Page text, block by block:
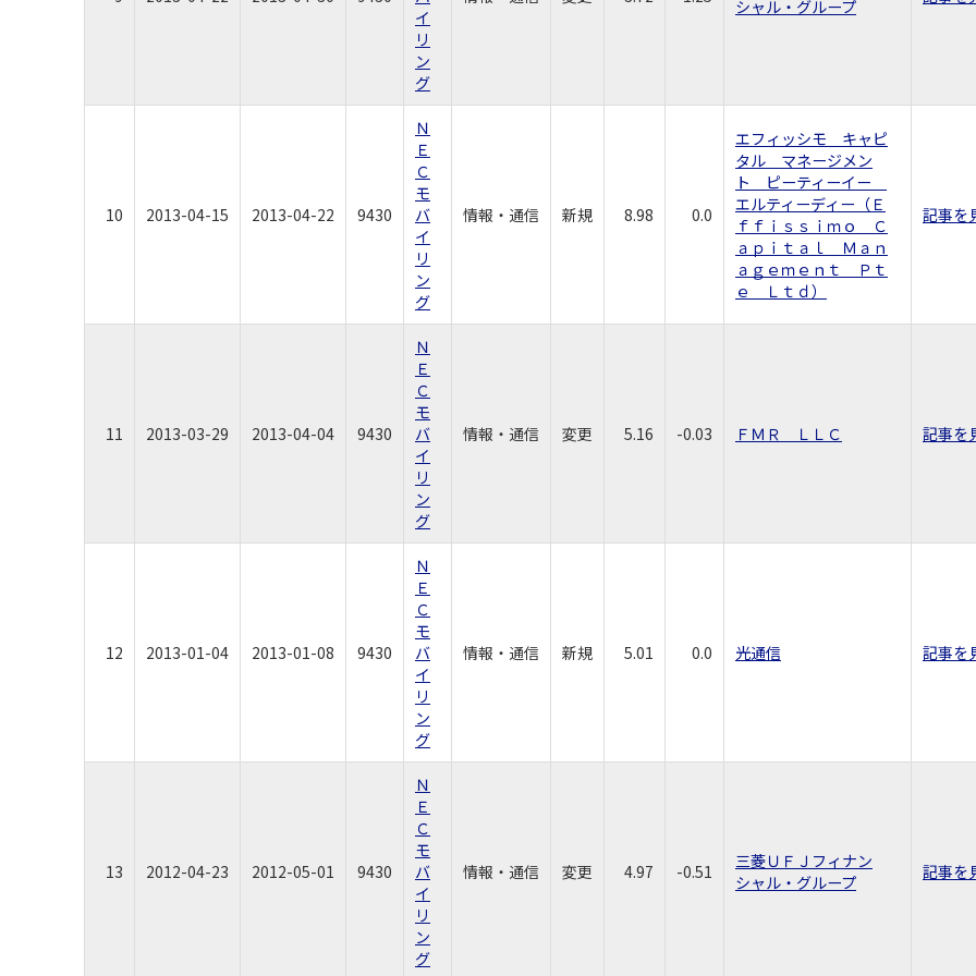
イ
リ
ン
グ
シャル・グループ
10 2013-04-15 2013-04-22 9430
Ｎ
Ｅ
Ｃ
モ
バ
イ
リ
ン
グ
情報・通信 新規 8.98 0.0
エフィッシモ キャピ
タル マネージメン
ト ピーティーイー
エルティーディー（Ｅ
ｆｆｉｓｓｉｍｏ Ｃ
ａｐｉｔａｌ Ｍａｎ
ａｇｅｍｅｎｔ Ｐｔ
ｅ Ｌｔｄ）
記事を
11 2013-03-29 2013-04-04 9430
Ｎ
Ｅ
Ｃ
モ
バ
イ
リ
ン
グ
情報・通信 変更 5.16 -0.03 ＦＭＲ ＬＬＣ 記事を
12 2013-01-04 2013-01-08 9430
Ｎ
Ｅ
Ｃ
モ
バ
イ
リ
ン
グ
情報・通信 新規 5.01 0.0 光通信 記事を
13 2012-04-23 2012-05-01 9430
Ｎ
Ｅ
Ｃ
モ
バ
イ
リ
ン
グ
情報・通信 変更 4.97 -0.51
三菱ＵＦＪフィナン
シャル・グループ
記事を